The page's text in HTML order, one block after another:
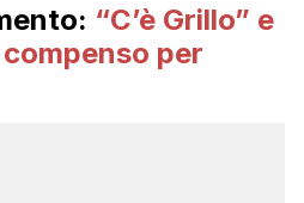
“C’è Grillo” e
per